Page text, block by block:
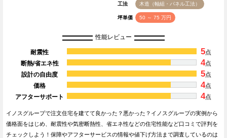
工法 木造（軸組・パネル工法）
坪単価 50 ～ 75 万円
性能レビュー
耐震性 5点
断熱/省エネ性
4点
設計の自由度
5点
価格
4点
アフターサポート
4点
イノスグループで注文住宅を建てて良かった？悪かった？イノスグループの実例から
価格面をはじめ、耐震性や気密断熱性、省エネ性などの住宅性能など口コミで評判を
チェックしよう！保障やアフターサービスの情報や値下げ方法まで調査しているのは